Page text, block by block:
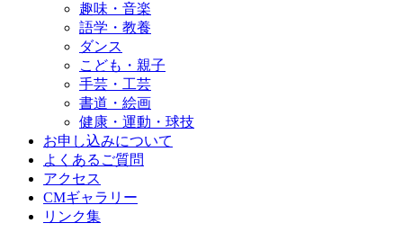
趣味・音楽
語学・教養
ダンス
こども・親子
手芸・工芸
書道・絵画
健康・運動・球技
お申し込みについて
よくあるご質問
アクセス
CMギャラリー
リンク集